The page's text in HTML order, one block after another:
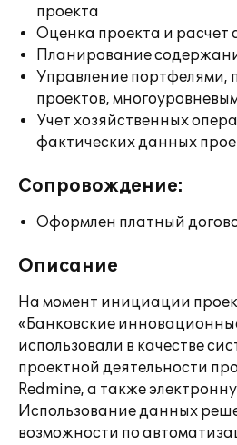
проекта
Оценка проекта и расчет
Планирование
Управление портфелями,
проектов,
Учет хозяйственных
фактических данных
Сопровождение:
Оформлен платный
Описание
На момент инициации
«Банковские
использовали в качестве
проектной деятельности
Redmine, а также
Использование данных
возможности по